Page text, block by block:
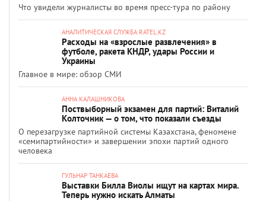
Что увидели журналисты во время пресс-тура по району
АНАЛИТИЧЕСКАЯ СЛУЖБА RATEL.KZ
Расходы на «взрослые развлечения» в
футболе, ракета КНДР, удары России и
Украины
Главное в мире: обзор СМИ
АННА КАЛАШНИКОВА
Поствыборный экзамен для партий: Виталий
Колточник — о том, что показали съезды
О перезагрузке партийной системы Казахстана, феномене
«семипартийности» и завершении эпохи партий одного
человека
ГУЛЬНАР ТАНКАЕВА
Выставки Билла Виолы ищут на картах мира.
Теперь нужно искать Алматы